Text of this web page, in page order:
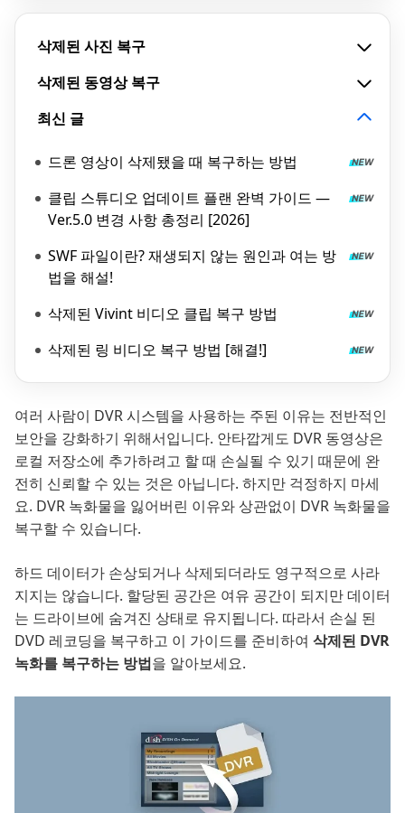
삭제된 사진 복구
삭제된 동영상 복구
최신 글
드론 영상이 삭제됐을 때 복구하는 방법
클립 스튜디오 업데이트 플랜 완벽 가이드 —
Ver.5.0 변경 사항 총정리 [2026]
SWF 파일이란? 재생되지 않는 원인과 여는 방
법을 해설!
삭제된 Vivint 비디오 클립 복구 방법
삭제된 링 비디오 복구 방법 [해결!]
여러 사람이 DVR 시스템을 사용하는 주된 이유는 전반적인
보안을 강화하기 위해서입니다. 안타깝게도 DVR 동영상은
로컬 저장소에 추가하려고 할 때 손실될 수 있기 때문에 완
전히 신뢰할 수 있는 것은 아닙니다. 하지만 걱정하지 마세
요. DVR 녹화물을 잃어버린 이유와 상관없이 DVR 녹화물을
복구할 수 있습니다.
하드 데이터가 손상되거나 삭제되더라도 영구적으로 사라
지지는 않습니다. 할당된 공간은 여유 공간이 되지만 데이터
는 드라이브에 숨겨진 상태로 유지됩니다. 따라서 손실 된
DVD 레코딩을 복구하고 이 가이드를 준비하여 삭제된 DVR
녹화를 복구하는 방법을 알아보세요.